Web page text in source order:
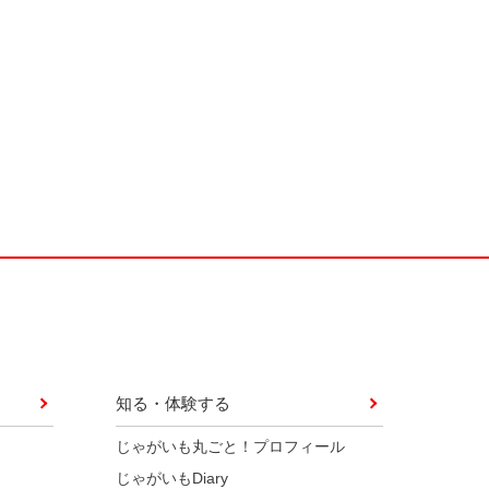
知る・体験する
じゃがいも丸ごと！プロフィール
じゃがいもDiary